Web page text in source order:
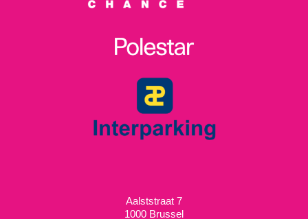
Aalststraat 7
1000 Brussel